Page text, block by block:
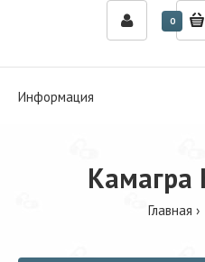
0
Информация
Камагра
Главная